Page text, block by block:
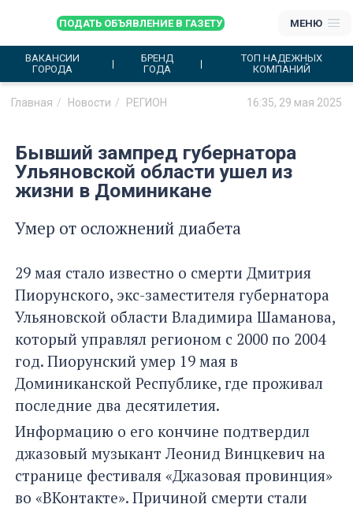
ПОДАТЬ ОБЪЯВЛЕНИЕ В ГАЗЕТУ МЕНЮ
ВАКАНСИИ
ГОРОДА
БРЕНД
ГОДА
ТОП НАДЕЖНЫХ
КОМПАНИЙ
Главная Новости РЕГИОН 16:35, 29 мая 2025
Бывший зампред губернатора
Ульяновской области ушел из
жизни в Доминикане
Умер от осложнений диабета
29 мая стало известно о смерти Дмитрия
Пиорунского, экс-заместителя губернатора
Ульяновской области Владимира Шаманова,
который управлял регионом с 2000 по 2004
год. Пиорунский умер 19 мая в
Доминиканской Республике, где проживал
последние два десятилетия.
Информацию о его кончине подтвердил
джазовый музыкант Леонид Винцкевич на
странице фестиваля «Джазовая провинция»
во «ВКонтакте». Причиной смерти стали